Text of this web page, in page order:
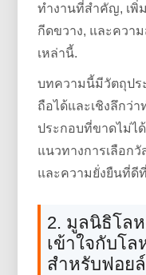
ทำงานที่สำคัญ, เพิ่
กีดขวาง, และควา
เหล่านี้.
บทความนี้มีวัตถุปร
ถือได้และเชิงลึกว่
ประกอบที่ขาดไม่ไ
แนวทางการเลือก
และความยั่งยืนที่ดี
2. มูลนิธิโล
เข้าใจกับโ
สำหรับฟอยล์